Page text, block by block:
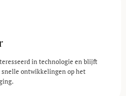
in technologie en blijft
snelle ontwikkelingen op het